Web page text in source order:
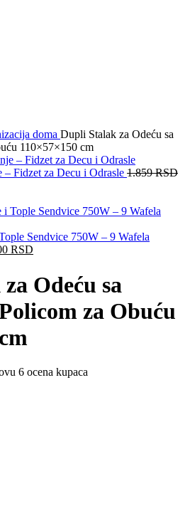
doma Dupli Stalak za Odeću sa
110×57×150 cm
– Fidzet za Decu i Odrasle 1.859RSD
Sendvice 750W – 9 Wafela
RSD
Odeću sa
za Obuću
6 ocena kupaca